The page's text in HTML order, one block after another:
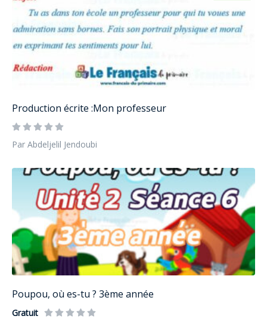
Production écrite :Mon professeur
Par Abdeljelil Jendoubi
Poupou, où es-tu ? 3ème année
Gratuit